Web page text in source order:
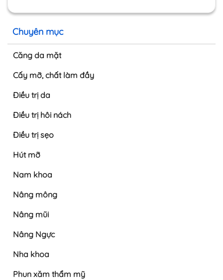
Chuyên mục
Căng da mặt
Cấy mỡ, chất làm đầy
Điều trị da
Điều trị hôi nách
Điều trị sẹo
Hút mỡ
Nam khoa
Nâng mông
Nâng mũi
Nâng Ngực
Nha khoa
Phun xăm thẩm mỹ